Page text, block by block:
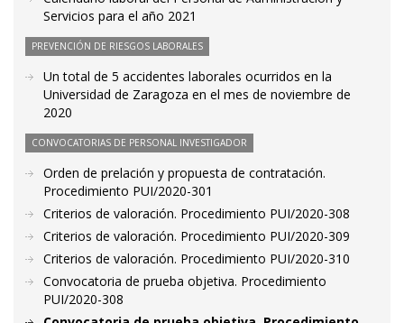
Servicios para el año 2021
PREVENCIÓN DE RIESGOS LABORALES
Un total de 5 accidentes laborales ocurridos en la
Universidad de Zaragoza en el mes de noviembre de
2020
CONVOCATORIAS DE PERSONAL INVESTIGADOR
Orden de prelación y propuesta de contratación.
Procedimiento PUI/2020-301
Criterios de valoración. Procedimiento PUI/2020-308
Criterios de valoración. Procedimiento PUI/2020-309
Criterios de valoración. Procedimiento PUI/2020-310
Convocatoria de prueba objetiva. Procedimiento
PUI/2020-308